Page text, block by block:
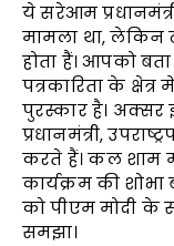
ये सरेआम
मामला था, लेकिन
होता हैं। आपको
पत्रकारिता के
पुरस्कार है। अक्सर
प्रधानमंत्री,
करते हैं। कल शाम
कार्यक्रम की
को पीएम मोदी
समझा।